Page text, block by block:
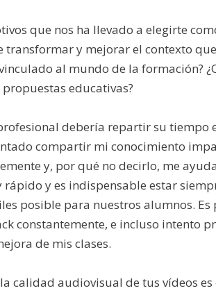
que nos ha llevado a elegirte
y mejorar el contexto
al mundo de la formación?
educativas?
debería repartir su tiempo
compartir mi conocimiento
y, por qué no decirlo, me
y es indispensable estar
posible para nuestros alumnos.
constantemente, e incluso intento
de mis clases.
calidad audiovisual de tus vídeos es